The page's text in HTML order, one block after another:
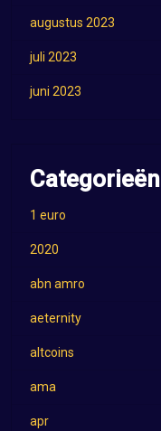
augustus 2023
juli 2023
juni 2023
Categorieën
1 euro
2020
abn amro
aeternity
altcoins
ama
apr